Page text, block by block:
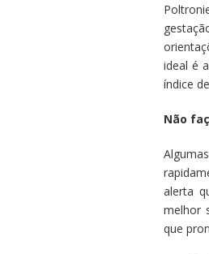
ideal é
índice
Não
alerta
melhor
que